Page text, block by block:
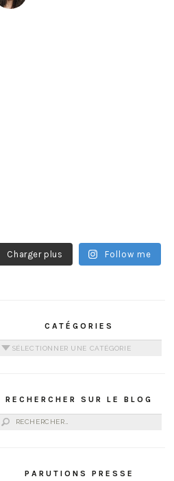
Charger plus Follow me
CATÉGORIES
Catégories
RECHERCHER SUR LE BLOG
Rechercher :
PARUTIONS PRESSE